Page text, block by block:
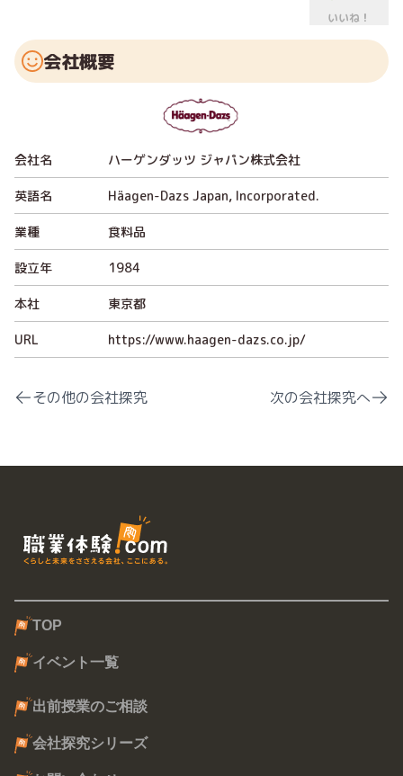
いいね！
会社概要
会社名 ハーゲンダッツ ジャパン株式会社
英語名 Häagen-Dazs Japan, Incorporated.
業種 食料品
設立年 1984
本社 東京都
URL https://www.haagen-dazs.co.jp/
その他の会社探究 次の会社探究へ
TOP
イベント一覧
出前授業のご相談
会社探究シリーズ